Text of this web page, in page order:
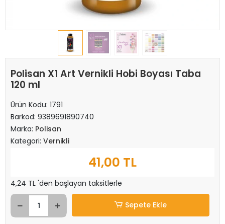
Polisan X1 Art Vernikli Hobi Boyası Taba
120 ml
Ürün Kodu: 1791
Barkod: 9389691890740
Marka: Polisan
Kategori: Vernikli
41,00 TL
4,24 TL 'den başlayan taksitlerle
Sepete Ekle